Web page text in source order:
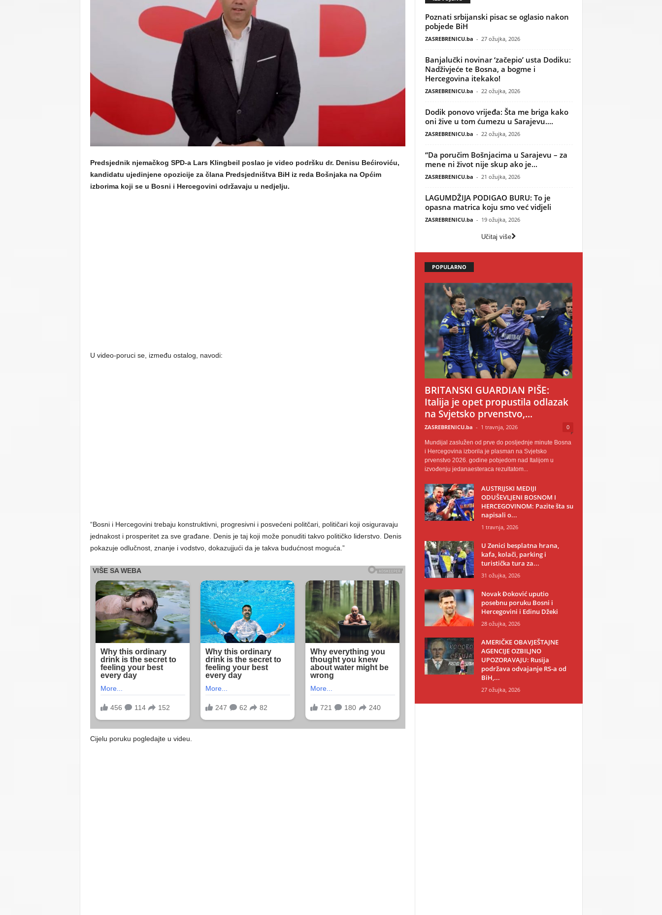
Predsjednik njemačkog SPD-a Lars Klingbeil poslao je video podršku dr. Denisu Bećiroviću,
kandidatu ujedinjene opozicije za člana Predsjedništva BiH iz reda Bošnjaka na Općim
izborima koji se u Bosni i Hercegovini održavaju u nedjelju.
U video-poruci se, između ostalog, navodi:
“Bosni i Hercegovini trebaju konstruktivni, progresivni i posvećeni politčari, političari koji osiguravaju
jednakost i prosperitet za sve građane. Denis je taj koji može ponuditi takvo političko liderstvo. Denis
pokazuje odlučnost, znanje i vodstvo, dokazujjući da je takva budućnost moguća.”
Cijelu poruku pogledajte u videu.
Poznati srbijanski pisac se oglasio nakon
pobjede BiH
ZASREBRENICU.ba - 27 ožujka, 2026
Banjalučki novinar ‘začepio’ usta Dodiku:
Nadživjeće te Bosna, a bogme i
Hercegovina itekako!
ZASREBRENICU.ba - 22 ožujka, 2026
Dodik ponovo vrijeđa: Šta me briga kako
oni žive u tom ćumezu u Sarajevu....
ZASREBRENICU.ba - 22 ožujka, 2026
“Da poručim Bošnjacima u Sarajevu – za
mene ni život nije skup ako je...
ZASREBRENICU.ba - 21 ožujka, 2026
LAGUMDŽIJA PODIGAO BURU: To je
opasna matrica koju smo već vidjeli
ZASREBRENICU.ba - 19 ožujka, 2026
Učitaj više
POPULARNO
BRITANSKI GUARDIAN PIŠE:
Italija je opet propustila odlazak
na Svjetsko prvenstvo,...
ZASREBRENICU.ba - 1 travnja, 2026 0
Mundijal zaslužen od prve do posljednje minute Bosna
i Hercegovina izborila je plasman na Svjetsko
prvenstvo 2026. godine pobjedom nad Italijom u
izvođenju jedanaesteraca rezultatom...
AUSTRIJSKI MEDIJI
ODUŠEVLJENI BOSNOM I
HERCEGOVINOM: Pazite šta su
napisali o...
1 travnja, 2026
U Zenici besplatna hrana,
kafa, kolači, parking i
turistička tura za...
31 ožujka, 2026
Novak Đoković uputio
posebnu poruku Bosni i
Hercegovini i Edinu Džeki
28 ožujka, 2026
AMERIČKE OBAVJEŠTAJNE
AGENCIJE OZBILJNO
UPOZORAVAJU: Rusija
podržava odvajanje RS-a od
BiH,...
27 ožujka, 2026